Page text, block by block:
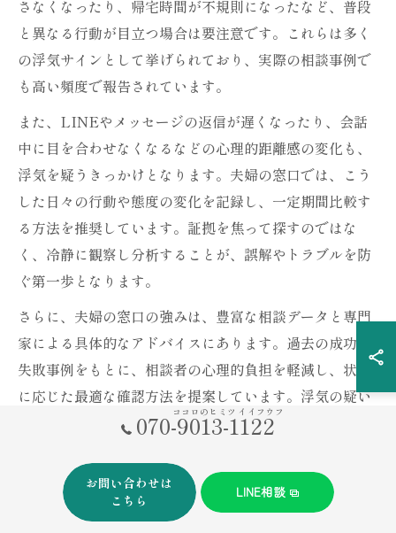
さなくなったり、帰宅時間が不規則になったなど、普段
と異なる行動が目立つ場合は要注意です。これらは多く
の浮気サインとして挙げられており、実際の相談事例で
も高い頻度で報告されています。
また、LINEやメッセージの返信が遅くなったり、会話
中に目を合わせなくなるなどの心理的距離感の変化も、
浮気を疑うきっかけとなります。夫婦の窓口では、こう
した日々の行動や態度の変化を記録し、一定期間比較す
る方法を推奨しています。証拠を焦って探すのではな
く、冷静に観察し分析することが、誤解やトラブルを防
ぐ第一歩となります。
さらに、夫婦の窓口の強みは、豊富な相談データと専門
家による具体的なアドバイスにあります。過去の成功・
失敗事例をもとに、相談者の心理的負担を軽減し、状況
に応じた最適な確認方法を提案しています。浮気の疑い
を晴らすためには、客観的な視点と冷静な判断が不可欠
勘が当たった時の行動指針
070-9013-1122
ココロのヒミツ イイフウフ
お問い合わせは
こちら
LINE相談